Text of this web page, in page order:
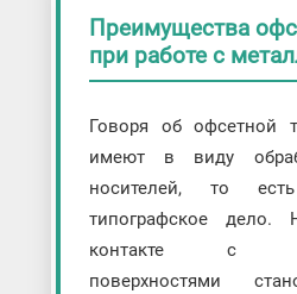
Преимущества
при работе с
Говоря об офсетной
имеют в виду
носителей, то
типографское
контакте с
поверхностями